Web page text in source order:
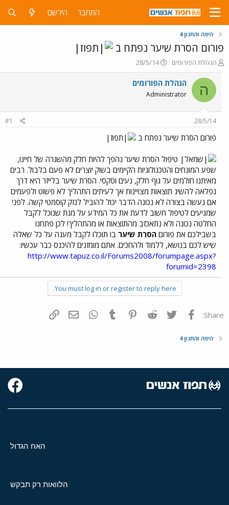
התחבר הירשם
היפה והחנון 4
פורום הסרת שיער נפתח ב
פ
ו
ת
ח
ה
ש
א
הנהלת הפורומים
פ
ו
ר
ם
ר
28/5/14
ה הנהלת הפורומים
Administrator
28/5/14
#1
פורום הסרת שיער נפתח ב
טיפול הסרת שיער נהפך להיות חלק מהשגרה של חיינו,
שפע המונחים והטכנולוגיות הקיימים בשוק יוצרים לא פעם בלבול. רבים
מאיתנו חולמים על גוף חלק, נעים וסקסי. הסרת שיער בלייזר היא דרך
נפלאה להשיג תוצאות מצויינות אך לעיתים התהליך לא פשוט ולפעמים
אם נעשה בצורה לא נכונה הדבר יכול להוביל לנזק קוסמטי קשה. לפני
שמגיעים לטיפול חשוב לדעת את כל המידע על מנת שנוכל לקבל
החלטה נכונה ולא נתאכזב מהתוצאות או מהתהליך! לכן פתחנו
בשבילכם את פורום הסרת שיער בו תוכלו לקבל מענה על כל שאלה
שיש לכם בנושא, ללמוד ולהחכים. אתם מומזנים להיכנס כבר עכשיו:
http://www.tapuz.co.il/Forums2008/forumpage.aspx?
forumid=2398
You must log in or register to reply here.
Share: פייסבוק Twitter
Reddit
Pinterest
Tumblr
WhatsAppדואר אלקטרוני
היפה והחנון 4
האח הגדול
הלוואות רק תבקש